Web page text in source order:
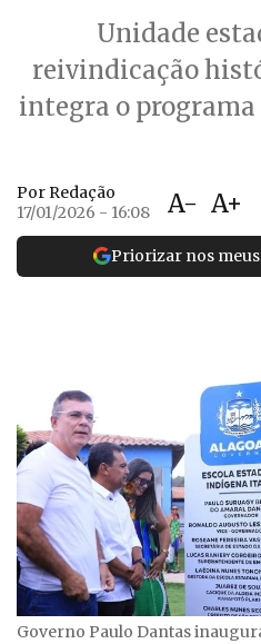
Unidade
reivindicação
integra o programa
Por Redação
17/01/2026 - 16:08
A- A+
Priorizar nos
Governo Paulo Dantas